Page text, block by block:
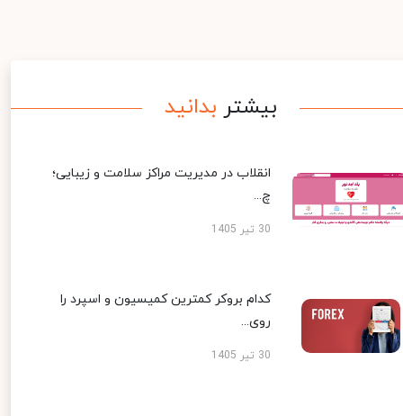
بیشتر بدانید
انقلاب در مدیریت مراکز سلامت و زیبایی؛
چ...
30 تیر 1405
کدام بروکر کمترین کمیسیون و اسپرد را
روی...
30 تیر 1405